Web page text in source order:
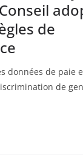
de
données de paie
de